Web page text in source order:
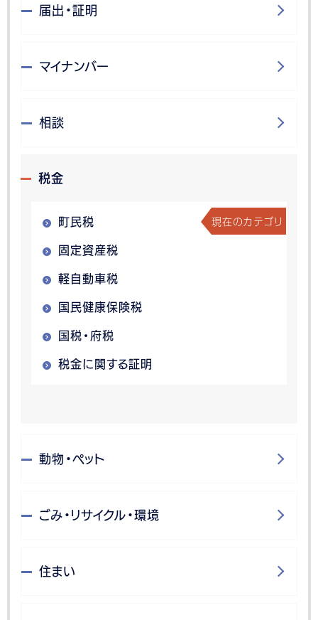
届出・証明
マイナンバー
相談
税金
町民税 現在のカテゴリ
固定資産税
軽自動車税
国民健康保険税
国税・府税
税金に関する証明
動物・ペット
ごみ・リサイクル・環境
住まい